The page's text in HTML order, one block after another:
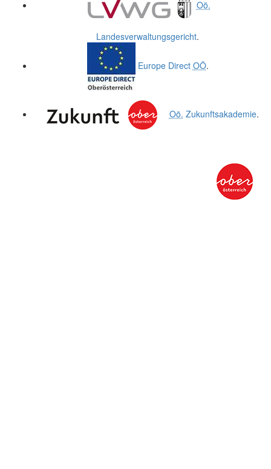
Oö.
Landesverwaltungsgericht.
Europe Direct OÖ.
Oö. Zukunftsakademie.